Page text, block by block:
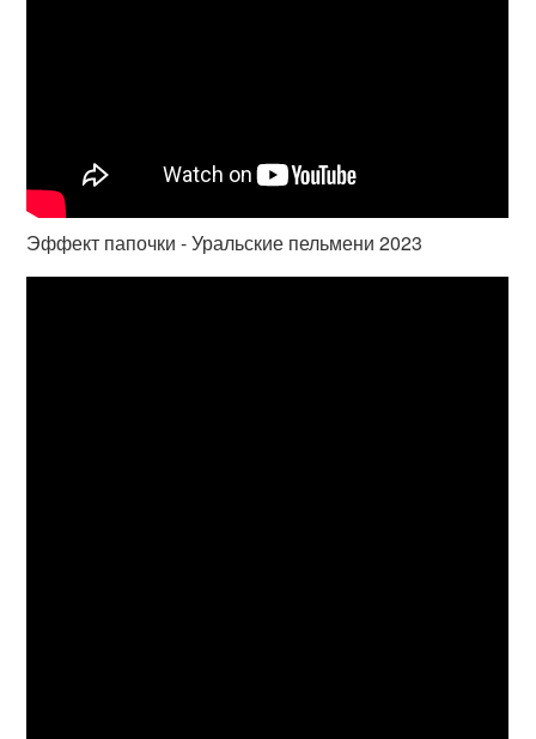
Эффект папочки - Уральские пельмени 2023